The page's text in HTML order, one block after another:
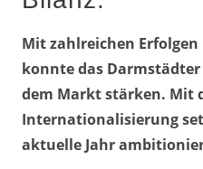
Mit zahlreichen
konnte das
dem Markt stärken. Mit
Internationalisierung
aktuelle Jahr